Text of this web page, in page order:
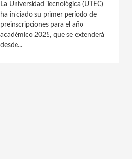
La Universidad Tecnológica (UTEC)
ha iniciado su primer período de
preinscripciones para el año
académico 2025, que se extenderá
desde...